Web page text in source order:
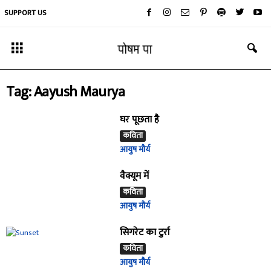
SUPPORT US
Tag: Aayush Maurya
घर पूछता है
कविता
आयुष मौर्य
वैक्यूम में
कविता
आयुष मौर्य
सिगरेट का टुर्रा
कविता
आयुष मौर्य